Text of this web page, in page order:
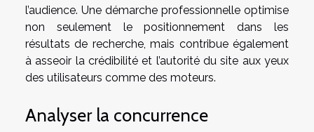
l’audience. Une démarche professionnelle optimise
non seulement le positionnement dans les
résultats de recherche, mais contribue également
à asseoir la crédibilité et l’autorité du site aux yeux
des utilisateurs comme des moteurs.
Analyser la concurrence